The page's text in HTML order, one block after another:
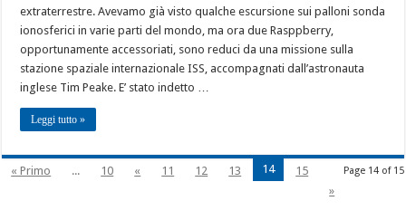
extraterrestre. Avevamo già visto qualche escursione sui palloni sonda
ionosferici in varie parti del mondo, ma ora due Rasppberry,
opportunamente accessoriati, sono reduci da una missione sulla
stazione spaziale internazionale ISS, accompagnati dall’astronauta
inglese Tim Peake. E’ stato indetto …
Leggi tutto »
Page 14 of 15
« Primo ... 10 « 11 12 13 14
15
»